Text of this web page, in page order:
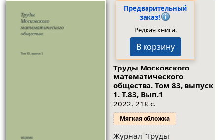
Предварительный
заказ!
Редкая книга.
В корзину
Труды Московского
математического
общества. Том 83, выпуск
1. Т.83, Вып.1
2022. 218 с.
Мягкая обложка
Журнал "Труды